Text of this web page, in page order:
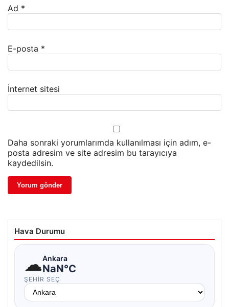
Ad *
E-posta *
İnternet sitesi
Daha sonraki yorumlarımda kullanılması için adım, e-
posta adresim ve site adresim bu tarayıcıya
kaydedilsin.
Hava Durumu
☁Ankara
NaN°C
ŞEHIR SEÇ